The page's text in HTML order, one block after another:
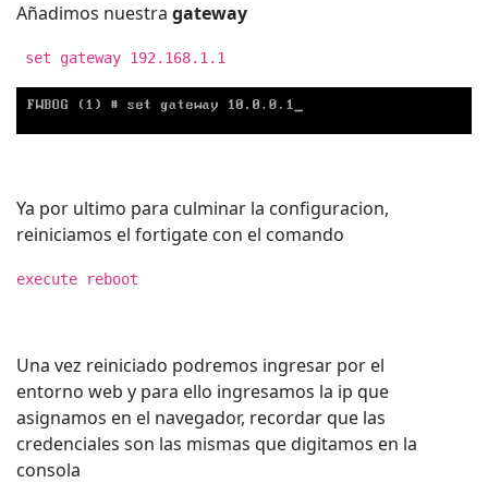
Añadimos nuestra gateway
set gateway 192.168.1.1
Ya por ultimo para culminar la configuracion,
reiniciamos el fortigate con el comando
execute reboot
Una vez reiniciado podremos ingresar por el
entorno web y para ello ingresamos la ip que
asignamos en el navegador, recordar que las
credenciales son las mismas que digitamos en la
consola